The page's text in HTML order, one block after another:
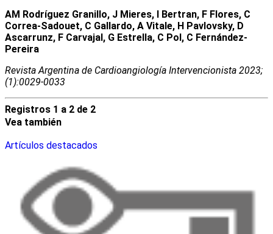
AM Rodríguez Granillo, J Mieres, I Bertran, F Flores, C
Correa-Sadouet, C Gallardo, A Vitale, H Pavlovsky, D
Ascarrunz, F Carvajal, G Estrella, C Pol, C Fernández-
Pereira
Revista Argentina de Cardioangiologí­a Intervencionista 2023;
(1):0029-0033
Registros 1 a 2 de 2
Vea también
Artículos destacados